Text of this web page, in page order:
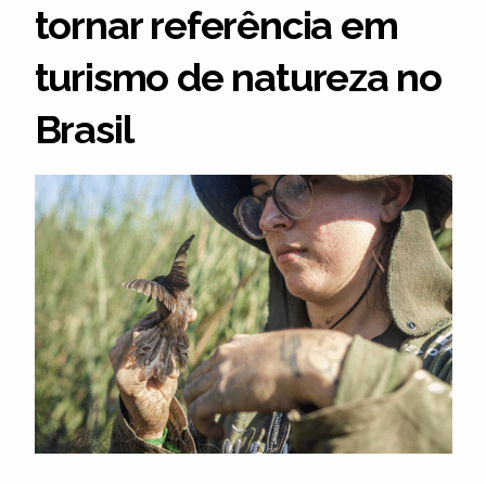
tornar referência em
turismo de natureza no
Brasil